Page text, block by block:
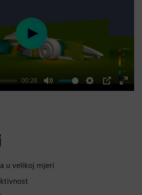
00:28
Mute Settings
PIP
Enter
Play
u velikoj mjeri